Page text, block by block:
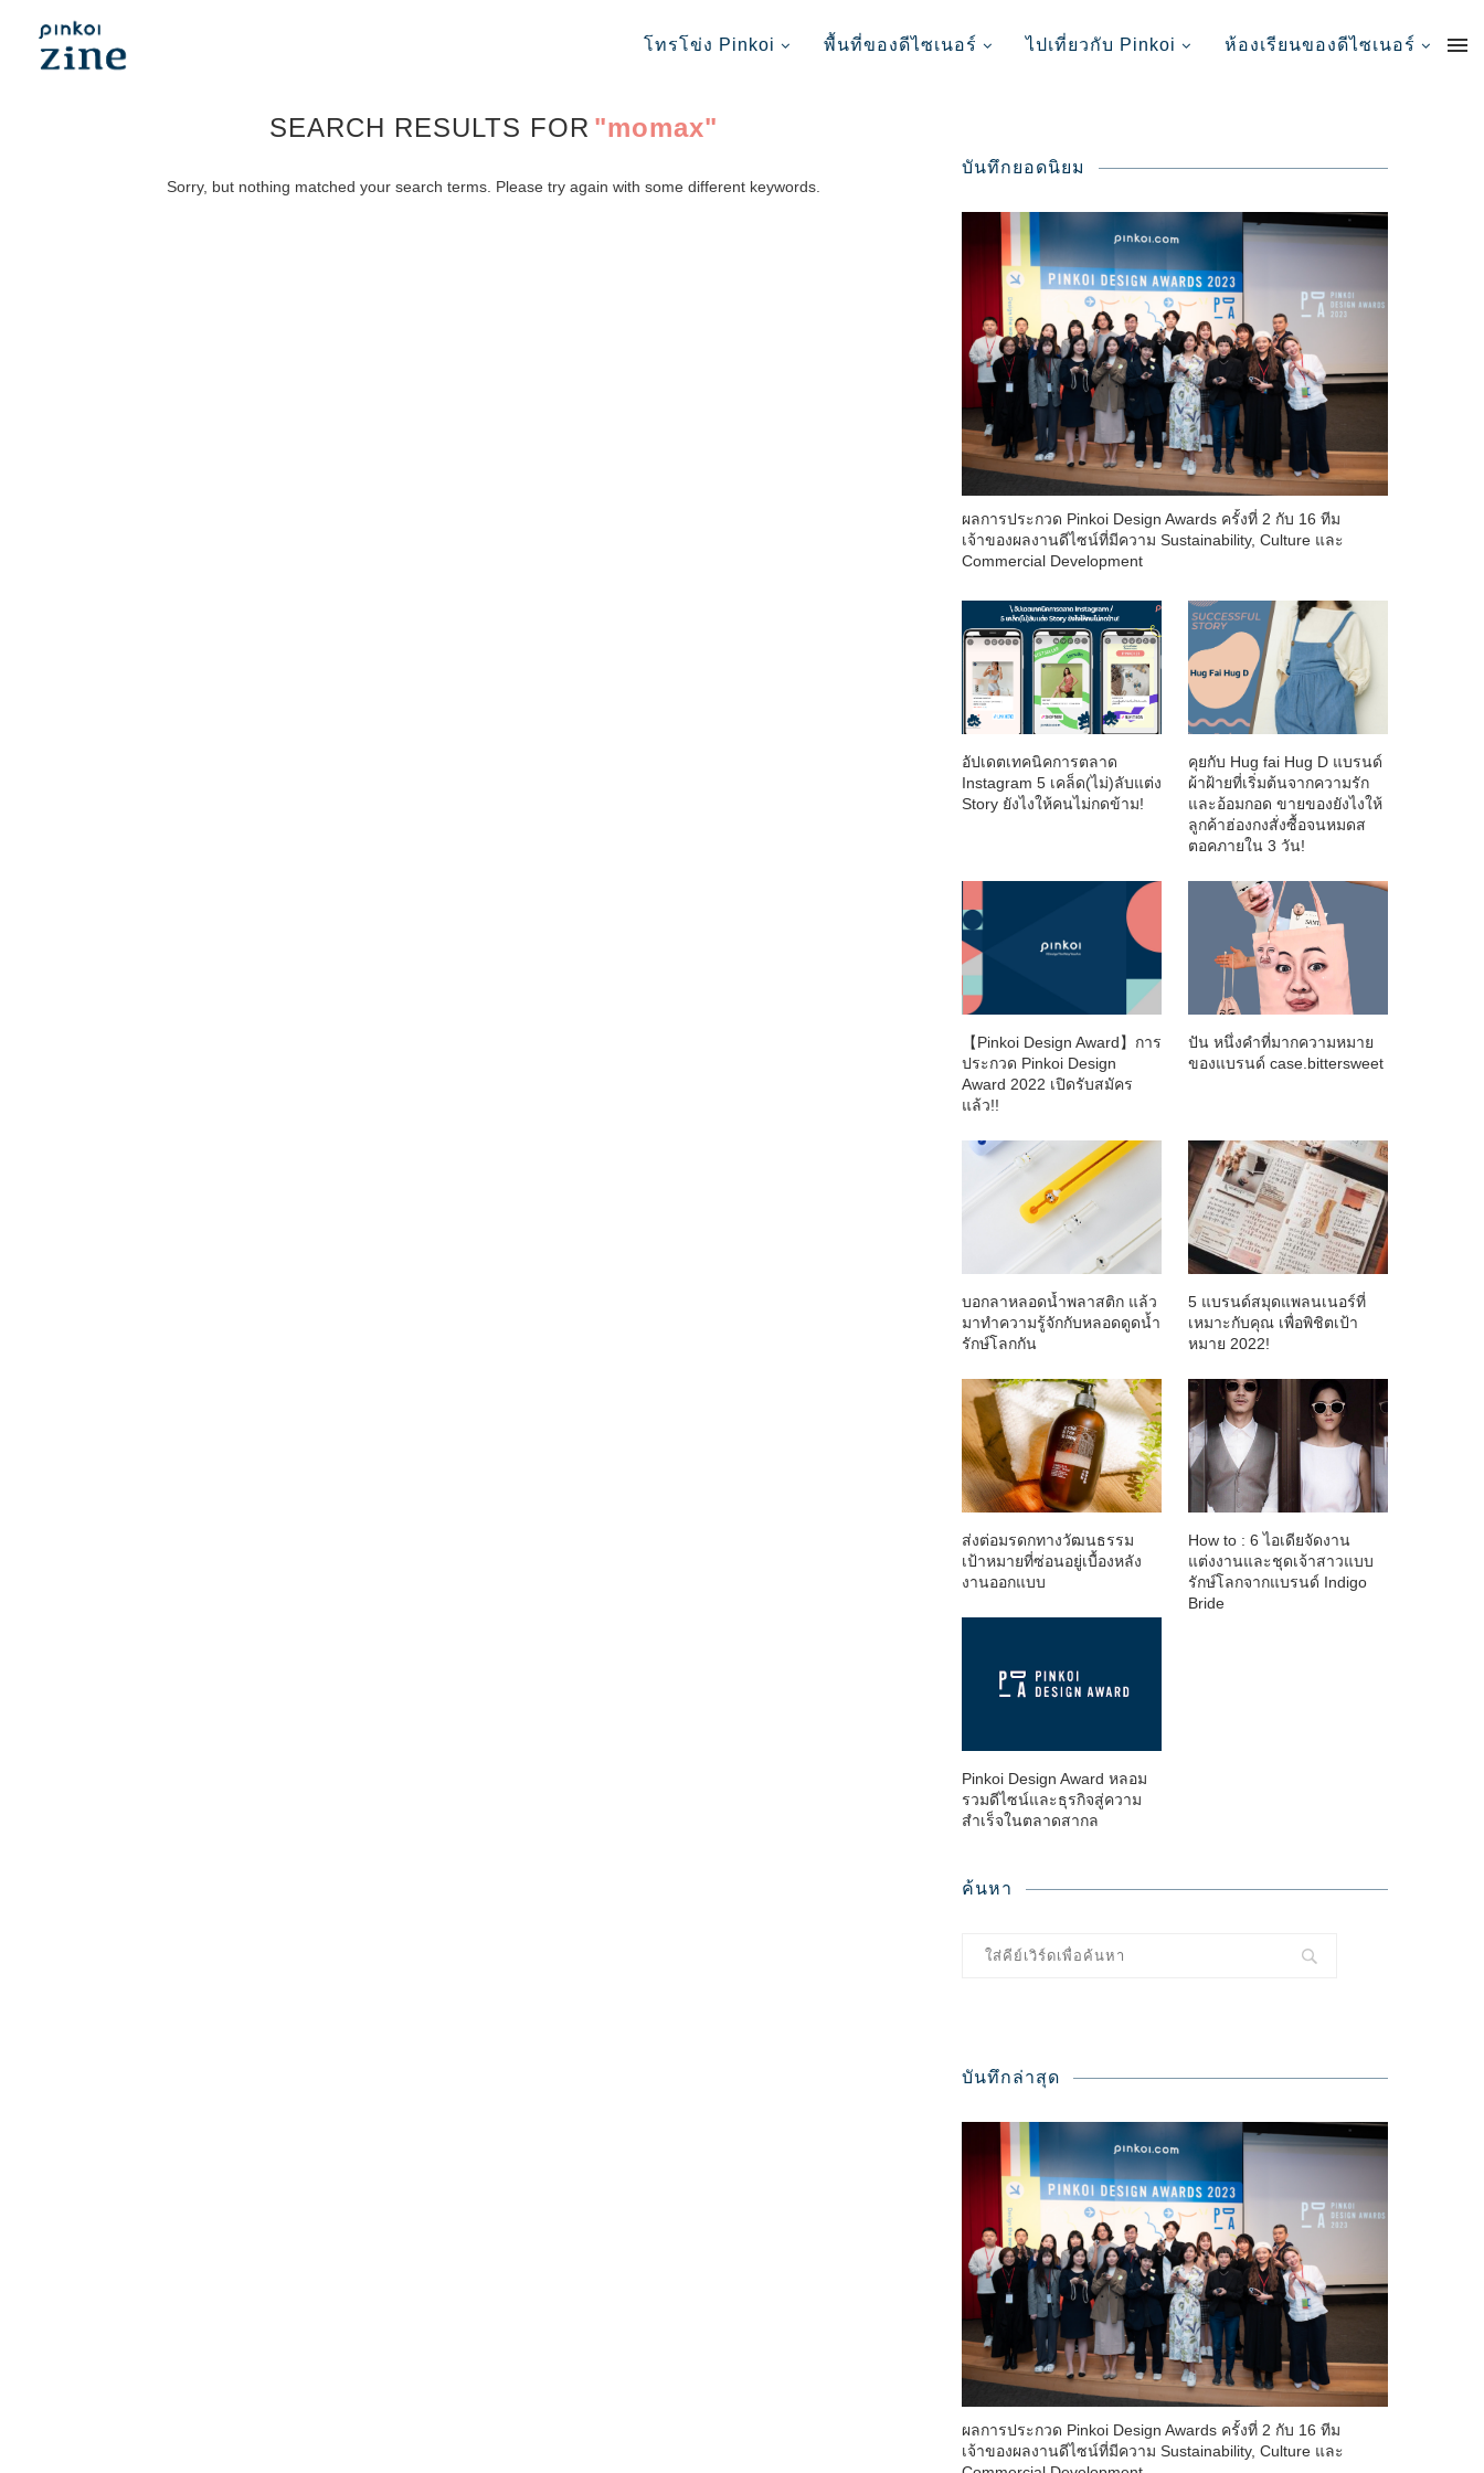
โทรโข่ง Pinkoi พื้นที่ของดีไซเนอร์ ไปเที่ยวกับ Pinkoi ห้องเรียนของดีไซเนอร์
SEARCH RESULTS FOR "momax"
Sorry, but nothing matched your search terms. Please try again with some different keywords.
บันทึกยอดนิยม
ผลการประกวด Pinkoi Design Awards ครั้งที่ 2 กับ 16 ทีม
เจ้าของผลงานดีไซน์ที่มีความ Sustainability, Culture และ
Commercial Development
อัปเดตเทคนิคการตลาด
Instagram 5 เคล็ด(ไม่)ลับแต่ง
Story ยังไงให้คนไม่กดข้าม!
คุยกับ Hug fai Hug D แบรนด์
ผ้าฝ้ายที่เริ่มต้นจากความรัก
และอ้อมกอด ขายของยังไงให้
ลูกค้าฮ่องกงสั่งซื้อจนหมดส
ตอคภายใน 3 วัน!
【Pinkoi Design Award】การ
ประกวด Pinkoi Design
Award 2022 เปิดรับสมัคร
แล้ว!!
ปัน หนึ่งคำที่มากความหมาย
ของแบรนด์ case.bittersweet
บอกลาหลอดน้ำพลาสติก แล้ว
มาทำความรู้จักกับหลอดดูดน้ำ
รักษ์โลกกัน
5 แบรนด์สมุดแพลนเนอร์ที่
เหมาะกับคุณ เพื่อพิชิตเป้า
หมาย 2022!
ส่งต่อมรดกทางวัฒนธรรม
เป้าหมายที่ซ่อนอยู่เบื้องหลัง
งานออกแบบ
How to : 6 ไอเดียจัดงาน
แต่งงานและชุดเจ้าสาวแบบ
รักษ์โลกจากแบรนด์ Indigo
Bride
Pinkoi Design Award หลอม
รวมดีไซน์และธุรกิจสู่ความ
สำเร็จในตลาดสากล
ค้นหา
บันทึกล่าสุด
ผลการประกวด Pinkoi Design Awards ครั้งที่ 2 กับ 16 ทีม
เจ้าของผลงานดีไซน์ที่มีความ Sustainability, Culture และ